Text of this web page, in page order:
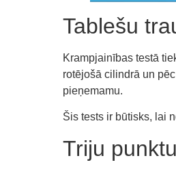
Tablešu
Krampjainības testā
rotējošā cilindrā un
pieņemamu.
Šis tests ir būtisks, lai
Triju